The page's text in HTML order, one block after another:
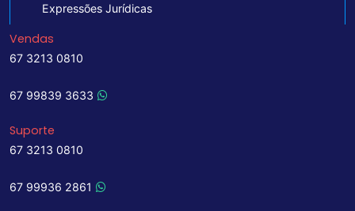
Expressões Jurídicas
Vendas
67 3213 0810
67 99839 3633
Suporte
67 3213 0810
67 99936 2861